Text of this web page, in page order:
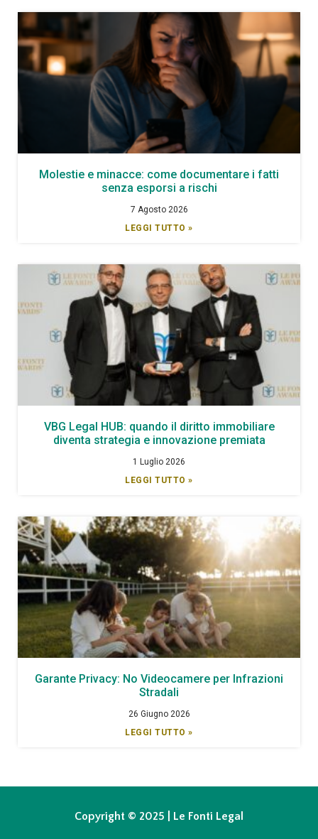
Molestie e minacce: come documentare i fatti
senza esporsi a rischi
7 Agosto 2026
LEGGI TUTTO »
VBG Legal HUB: quando il diritto immobiliare
diventa strategia e innovazione premiata
1 Luglio 2026
LEGGI TUTTO »
Garante Privacy: No Videocamere per Infrazioni
Stradali
26 Giugno 2026
LEGGI TUTTO »
Copyright © 2025 | Le Fonti Legal